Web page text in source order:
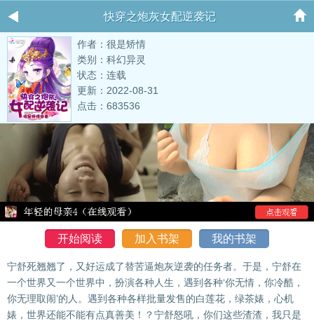
快穿之炮灰女配逆袭记
作者：很是矫情
类别：科幻异灵
状态：连载
更新：2022-08-31
点击：683536
开始阅读 加入书架 我的书架
宁舒死翘翘了，又好运成了替苦逼炮灰逆袭的任务者。于是，宁舒在
一个世界又一个世界中，扮演各种人生，遇到各种‘你无情，你冷酷，
你无理取闹’的人。遇到各种各样批量发售的白莲花，绿茶婊，心机
婊，世界还能不能有点真善美！？宁舒怒吼，你们这些渣渣，我只是